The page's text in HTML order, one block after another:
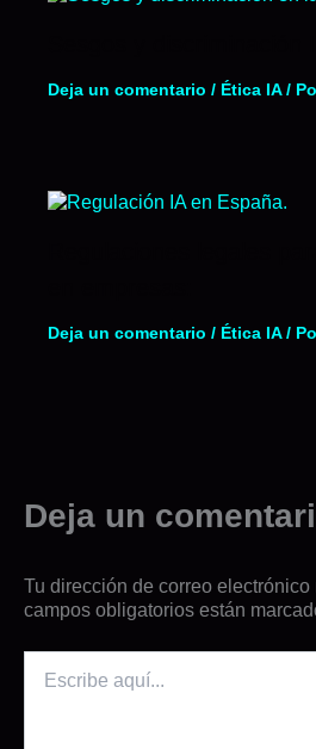
Deja un comentario / Ética IA/
Deja un comentario / Ética IA/
Deja un
Tu dirección de correo
campos obligatorios están
aquí...